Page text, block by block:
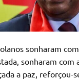
sonharam
sonharam com
a paz, reforçou-